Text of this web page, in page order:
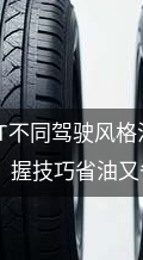
不同驾驶风
握技巧省油又